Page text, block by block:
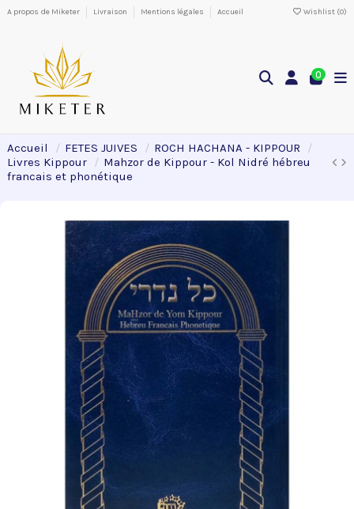
A propos de Miketer Livraison Mentions légales Accueil Wishlist (0)
0
Accueil FETES JUIVES
ROCH HACHANA - KIPPOUR
Livres Kippour
Mahzor de Kippour - Kol Nidré hébreu
francais et phonétique